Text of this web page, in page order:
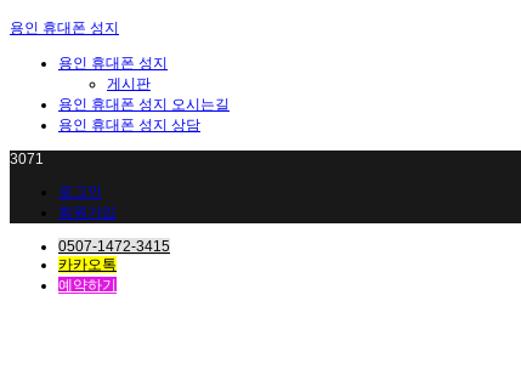
용인 휴대폰 성지
용인 휴대폰 성지
게시판
용인 휴대폰 성지 오시는길
용인 휴대폰 성지 상담
3071
로그인
회원가입
0507-1472-3415
카카오톡
예약하기